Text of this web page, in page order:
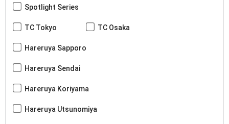
Spotlight Series
TC Tokyo TC Osaka
Hareruya Sapporo
Hareruya Sendai
Hareruya Koriyama
Hareruya Utsunomiya